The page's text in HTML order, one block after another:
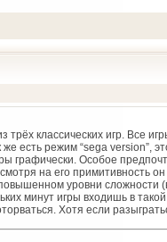
трёх классических игр. Все
же есть режим “sega version”,
графически. Особое
на его примитивность
уровни сложности
минут игры входишь в
Хотя если